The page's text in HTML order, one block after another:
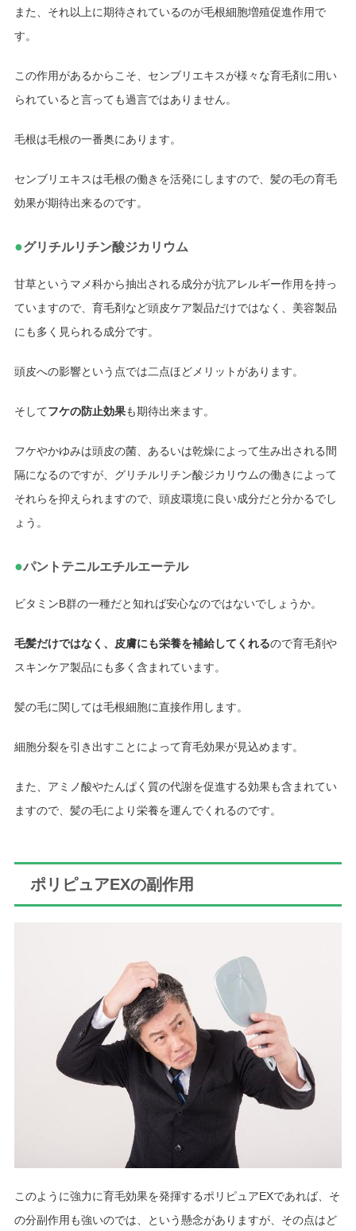
また、それ以上に期待されているのが毛根細胞増殖促進作用で
す。
この作用があるからこそ、センブリエキスが様々な育毛剤に用い
られていると言っても過言ではありません。
毛根は毛根の一番奥にあります。
センブリエキスは毛根の働きを活発にしますので、髪の毛の育毛
効果が期待出来るのです。
●グリチルリチン酸ジカリウム
甘草というマメ科から抽出される成分が抗アレルギー作用を持っ
ていますので、育毛剤など頭皮ケア製品だけではなく、美容製品
にも多く見られる成分です。
頭皮への影響という点では二点ほどメリットがあります。
そしてフケの防止効果も期待出来ます。
フケやかゆみは頭皮の菌、あるいは乾燥によって生み出される間
隔になるのですが、グリチルリチン酸ジカリウムの働きによって
それらを抑えられますので、頭皮環境に良い成分だと分かるでし
ょう。
●パントテニルエチルエーテル
ビタミンB群の一種だと知れば安心なのではないでしょうか。
毛髪だけではなく、皮膚にも栄養を補給してくれるので育毛剤や
スキンケア製品にも多く含まれています。
髪の毛に関しては毛根細胞に直接作用します。
細胞分裂を引き出すことによって育毛効果が見込めます。
また、アミノ酸やたんぱく質の代謝を促進する効果も含まれてい
ますので、髪の毛により栄養を運んでくれるのです。
ポリピュアEXの副作用
このように強力に育毛効果を発揮するポリピュアEXであれば、そ
の分副作用も強いのでは、という懸念がありますが、その点はど